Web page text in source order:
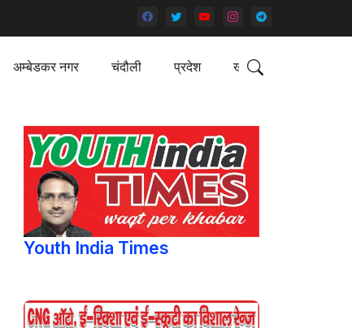
अम्बेडकर नगर चंदौली प्रदेश खेल
Youth India Times